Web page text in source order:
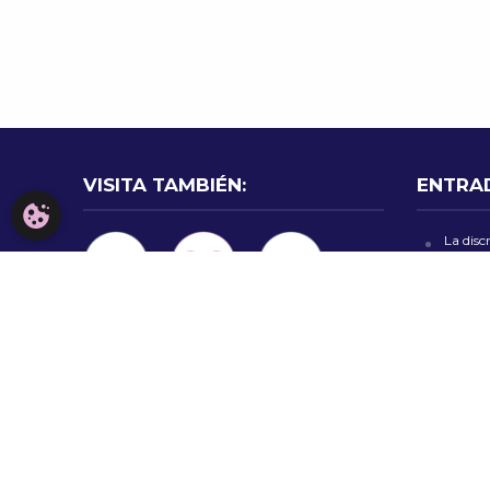
VISITA TAMBIÉN:
La
CONFIGURACIÓN DE COOKIES